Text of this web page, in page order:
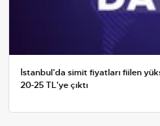
İstanbul'da simit fiyatları fiilen
20-25 TL'ye çıktı